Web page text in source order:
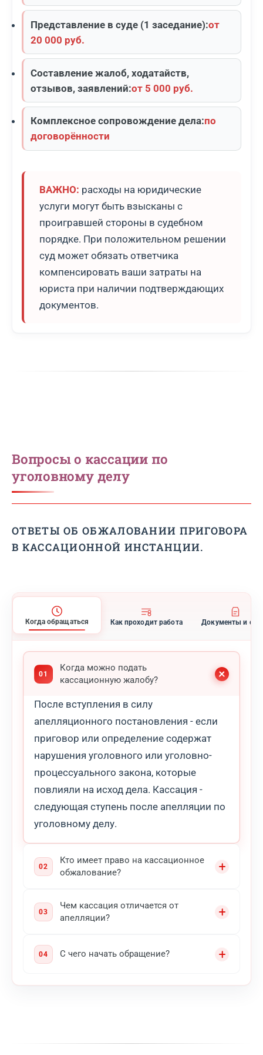
Представление в суде (1 заседание):от
20 000 руб.
Составление жалоб, ходатайств,
отзывов, заявлений:от 5 000 руб.
Комплексное сопровождение дела:по
договорённости
ВАЖНО: расходы на юридические
услуги могут быть взысканы с
проигравшей стороны в судебном
порядке. При положительном решении
суд может обязать ответчика
компенсировать ваши затраты на
юриста при наличии подтверждающих
документов.
Вопросы о кассации по
уголовному делу
ОТВЕТЫ ОБ ОБЖАЛОВАНИИ ПРИГОВОРА
В КАССАЦИОННОЙ ИНСТАНЦИИ.
Когда обращаться Как проходит работа Документы и
Когда можно подать
кассационную жалобу?
После вступления в силу
апелляционного постановления - если
приговор или определение содержат
нарушения уголовного или уголовно-
процессуального закона, которые
повлияли на исход дела. Кассация -
следующая ступень после апелляции по
уголовному делу.
Кто имеет право на кассационное
обжалование?
Чем кассация отличается от
апелляции?
С чего начать обращение?